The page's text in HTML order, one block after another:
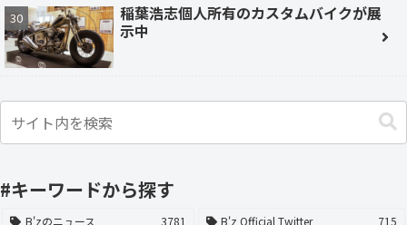
稲葉浩志個人所有のカスタムバイクが展
示中
#キーワードから探す
B'zのニュース 3781 B'z Official Twitter
715